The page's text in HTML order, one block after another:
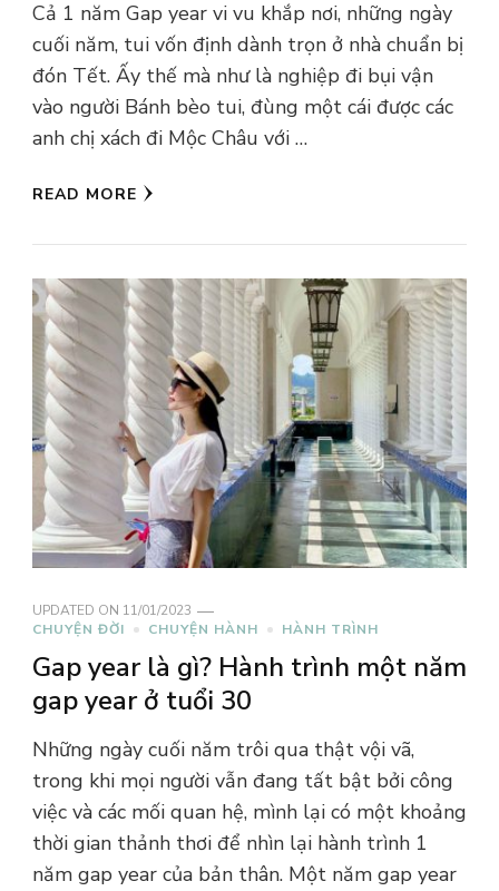
Cả 1 năm Gap year vi vu khắp nơi, những ngày
cuối năm, tui vốn định dành trọn ở nhà chuẩn bị
đón Tết. Ấy thế mà như là nghiệp đi bụi vận
vào người Bánh bèo tui, đùng một cái được các
anh chị xách đi Mộc Châu với …
READ MORE
UPDATED ON 11/01/2023
CHUYỆN ĐỜI
CHUYỆN HÀNH HÀNH TRÌNH
Gap year là gì? Hành trình một năm
gap year ở tuổi 30
Những ngày cuối năm trôi qua thật vội vã,
trong khi mọi người vẫn đang tất bật bởi công
việc và các mối quan hệ, mình lại có một khoảng
thời gian thảnh thơi để nhìn lại hành trình 1
năm gap year của bản thân. Một năm gap year